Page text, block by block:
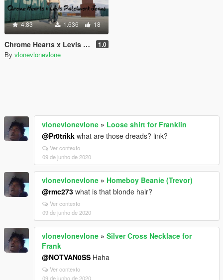
4.83 1.636 18
Chrome Hearts x Levis Patchwork Jeans 1.0
By vlonevlonevlone
vlonevlonevlone » Loose shirt for Franklin
@Pr0trikk what are those dreads? link?
Ver contexto
09 de junho de 2020
vlonevlonevlone » Homeboy Beanie (Trevor)
@rmc273 what is that blonde hair?
Ver contexto
09 de junho de 2020
vlonevlonevlone » Silver Cross Necklace for
Frank
@NOTVAN0SS Haha
Ver contexto
09 de junho de 2020